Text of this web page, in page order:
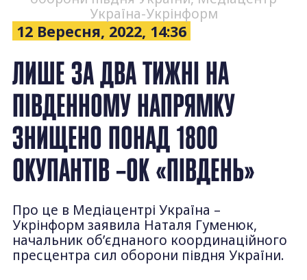
Україна-Укрінформ
12 Вересня, 2022, 14:36
ЛИШЕ ЗА ДВА ТИЖНІ НА
ПІВДЕННОМУ НАПРЯМКУ
ЗНИЩЕНО ПОНАД 1800
ОКУПАНТІВ –ОК «ПІВДЕНЬ»
Про це в Медіацентрі Україна –
Укрінформ заявила Наталя Гуменюк,
начальник об’єднаного координаційного
пресцентра сил оборони півдня України.